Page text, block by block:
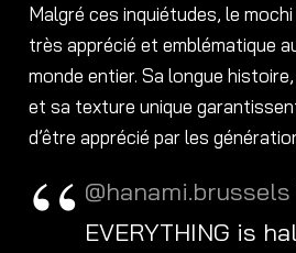
Malgré ces inquiétudes, le
très apprécié et emblématique
monde entier. Sa longue
et sa texture unique
d’être apprécié par les
@hanami.brussels
EVERYTHING is